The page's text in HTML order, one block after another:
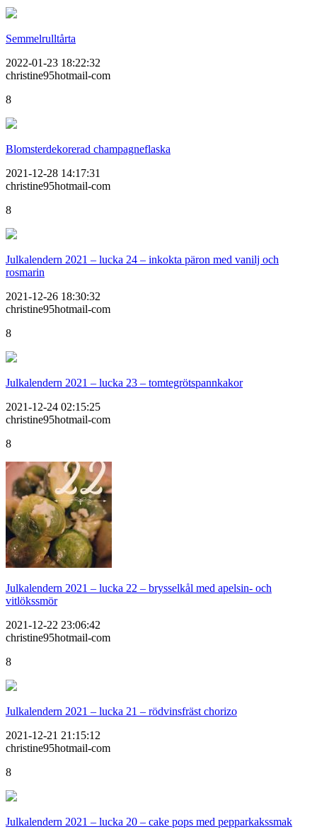
Semmelrulltårta
2022-01-23 18:22:32
christine95hotmail-com
8
Blomsterdekorerad champagneflaska
2021-12-28 14:17:31
christine95hotmail-com
8
Julkalendern 2021 – lucka 24 – inkokta päron med vanilj och
rosmarin
2021-12-26 18:30:32
christine95hotmail-com
8
Julkalendern 2021 – lucka 23 – tomtegrötspannkakor
2021-12-24 02:15:25
christine95hotmail-com
8
Julkalendern 2021 – lucka 22 – brysselkål med apelsin- och
vitlökssmör
2021-12-22 23:06:42
christine95hotmail-com
8
Julkalendern 2021 – lucka 21 – rödvinsfräst chorizo
2021-12-21 21:15:12
christine95hotmail-com
8
Julkalendern 2021 – lucka 20 – cake pops med pepparkakssmak